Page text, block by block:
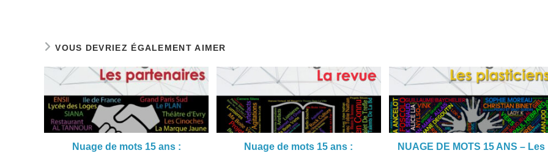
VOUS DEVRIEZ ÉGALEMENT AIMER
Nuage de mots 15 ans :
Nuage de mots 15 ans :
NUAGE DE MOTS 15 ANS – Les